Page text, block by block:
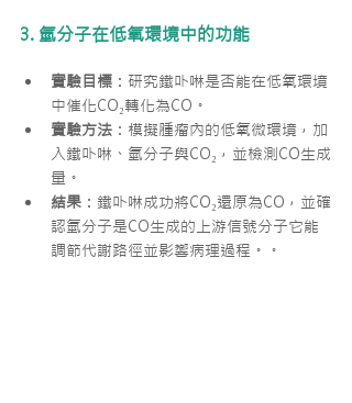
3. 氫分子在低氧環境中的功能
實驗目標 ：研究鐵卟啉是否能在低氧環境
中催化CO₂轉化為CO。
實驗方法 ：模擬腫瘤內的低氧微環境，加
入鐵卟啉、氫分子與CO₂，並檢測CO生成
量。
結果 ：鐵卟啉成功將CO₂還原為CO，並確
認氫分子是CO生成的上游信號分子它能
調節代謝路徑並影響病理過程。。